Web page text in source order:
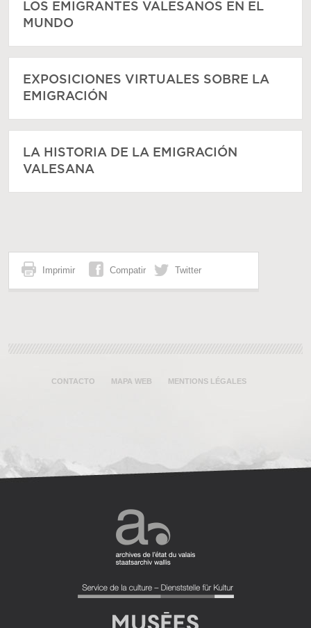
LOS EMIGRANTES VALESANOS EN EL
MUNDO
EXPOSICIONES VIRTUALES SOBRE LA
EMIGRACIÓN
LA HISTORIA DE LA EMIGRACIÓN
VALESANA
Imprimir Compatir Twitter
CONTACTO MAPA WEB MENTIONS LÉGALES